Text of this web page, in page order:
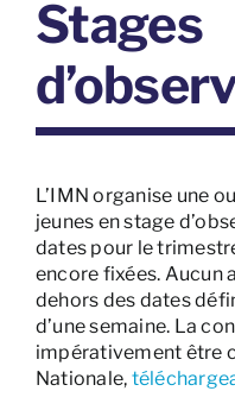
Stages
L’IMN organise une
jeunes en stage
dates pour le
encore fixées. Aucun
dehors des dates
d’une semaine. La
impérativement être
Nationale,